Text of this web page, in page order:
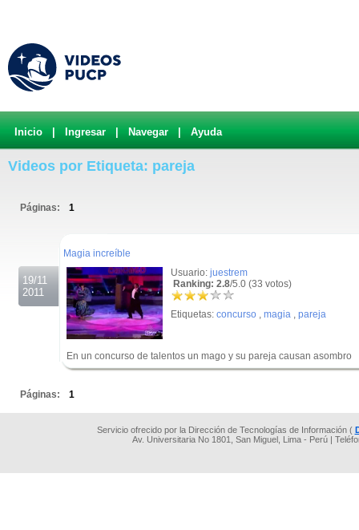
Inicio Ingresar Navegar Ayuda
Videos por Etiqueta: pareja
Páginas: 1
19/11
2011
Magia increíble
Usuario: juestrem
Ranking: 2.8/5.0 (33 votos)
Etiquetas: concurso , magia , pareja
En un concurso de talentos un mago y su pareja causan asombro
Páginas: 1
Servicio ofrecido por la Dirección de Tecnologías de Información (
Av. Universitaria No 1801, San Miguel, Lima - Perú |